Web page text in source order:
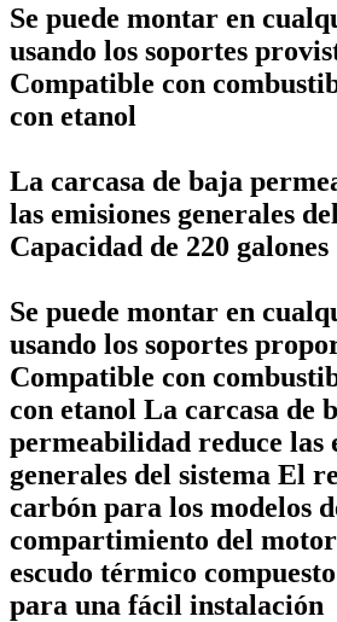
Se puede montar en
usando los soportes
Compatible con
con etanol
La carcasa de baja
las emisiones generales
Capacidad de 220 galones
Se puede montar en
usando los soportes
Compatible con
con etanol La carcasa de
permeabilidad reduce las
generales del sistema El
carbón para los modelos
compartimiento del
escudo térmico
para una fácil instalación